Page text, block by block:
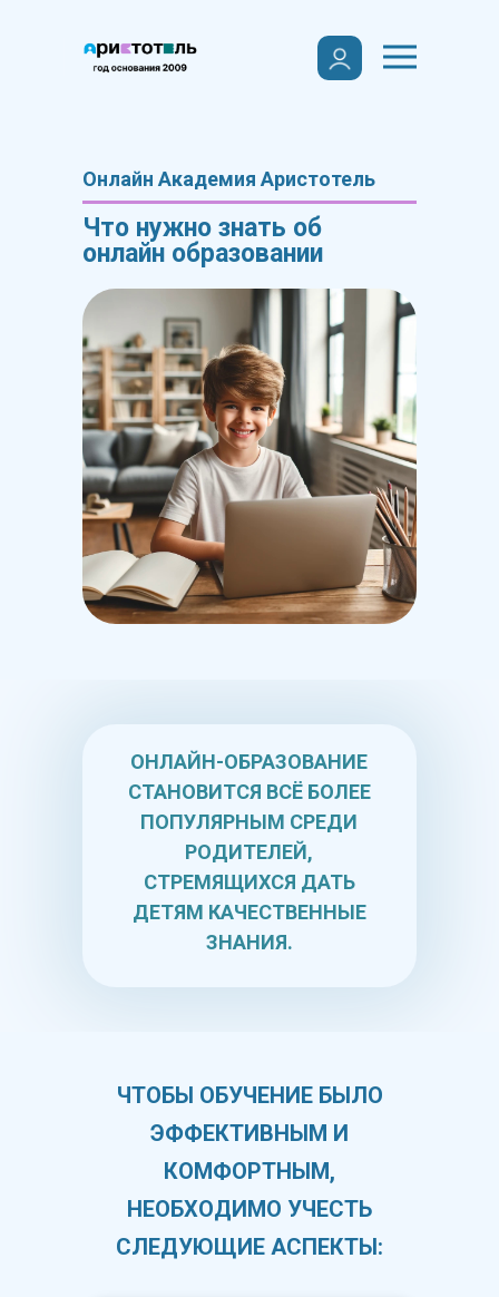
Что нужно знать об
онлайн образовании
Онлайн Академия Аристотель
ОНЛАЙН-ОБРАЗОВАНИЕ
СТАНОВИТСЯ ВСЁ БОЛЕЕ
ПОПУЛЯРНЫМ СРЕДИ
РОДИТЕЛЕЙ,
СТРЕМЯЩИХСЯ ДАТЬ
ДЕТЯМ КАЧЕСТВЕННЫЕ
ЗНАНИЯ.
ЧТОБЫ ОБУЧЕНИЕ БЫЛО
ЭФФЕКТИВНЫМ И
КОМФОРТНЫМ,
НЕОБХОДИМО УЧЕСТЬ
СЛЕДУЮЩИЕ АСПЕКТЫ: